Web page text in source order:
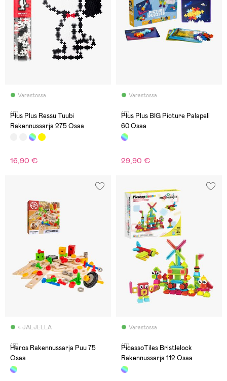
Varastossa
(0)
Plus Plus Ressu Tuubi
Rakennussarja 275 Osaa
16,90 €
Varastossa
(0)
Plus Plus BIG Picture Palapeli
60 Osaa
29,90 €
4 JÄLJELLÄ
(0)
Heros Rakennussarja Puu 75
Osaa
Varastossa
(0)
PicassoTiles Bristlelock
Rakennussarja 112 Osaa